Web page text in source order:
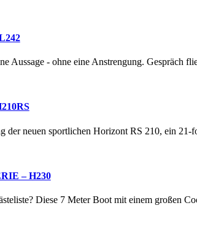
Aussage - ohne eine Anstrengung. Gespräch
neuen sportlichen Horizont RS 210, ein 21-
– H230
Diese 7 Meter Boot mit einem großen